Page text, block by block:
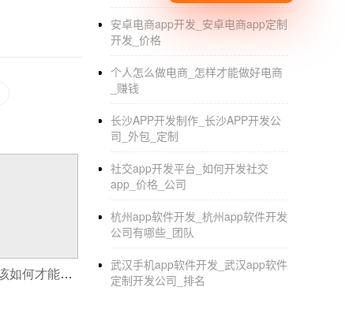
4.提高运营效率：通过收银系统使店铺上线
二是外卖无缝深对接平台(订单秒不漏，凭证
1.美团收银系统与双平台外卖，无缝对接，订
三是优化评价，优化排名(线下支付评价在线
1.将线下评价同步到线上，优化线上评价，实
2.提高在线人气和受欢迎的餐厅
第四，全渠道会员(比较比较全面分析餐厅用
支付，订购和评估。
宠物电商app开发该如何才能做起来
安卓电商app开发_安卓电商app定制
开发_价格
个人怎么做电商_怎样才能做好电商
_赚钱
长沙APP开发制作_长沙APP开发公
司_外包_定制
社交app开发平台_如何开发社交
app_价格_公司
杭州app软件开发_杭州app软件开发
公司有哪些_团队
武汉手机app软件开发_武汉app软件
定制开发公司_排名